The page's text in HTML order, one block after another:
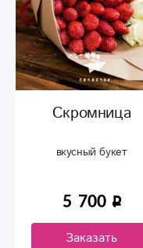
Скромница
вкусный букет
5 700
Заказать